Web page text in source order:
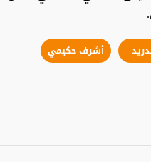
​أشرف حكيمي